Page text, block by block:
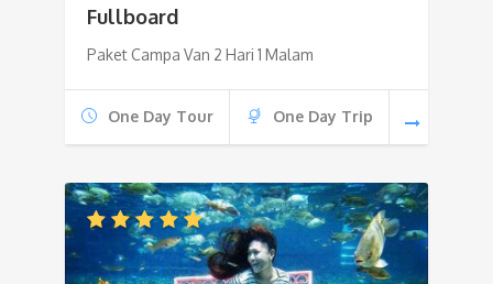
Fullboard
Paket Campa Van 2 Hari 1 Malam
One Day Tour One Day Trip